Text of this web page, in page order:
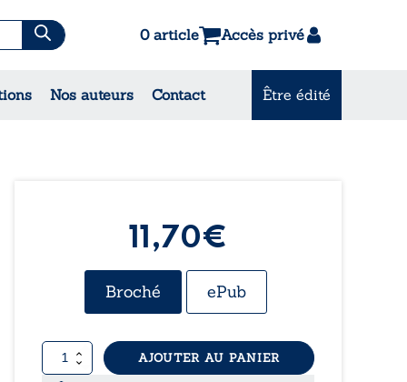
0 article Accès privé
Nos auteurs Contact Être édité
11,70€
Broché ePub
quantité
de
AJOUTER AU PANIER